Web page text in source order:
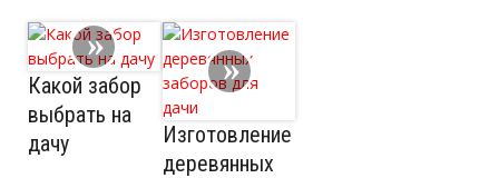
Какой забор
выбрать на
дачу
Изготовление
деревянных